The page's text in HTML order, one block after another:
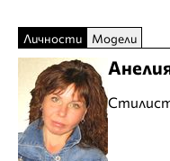
Личности Модели